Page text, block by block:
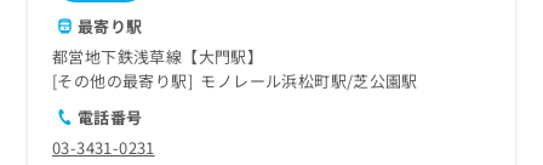
最寄り駅
都営地下鉄浅草線【大門駅】
その他の最寄り駅
モノレール浜松町駅 芝公園駅
電話番号
03-3431-0231